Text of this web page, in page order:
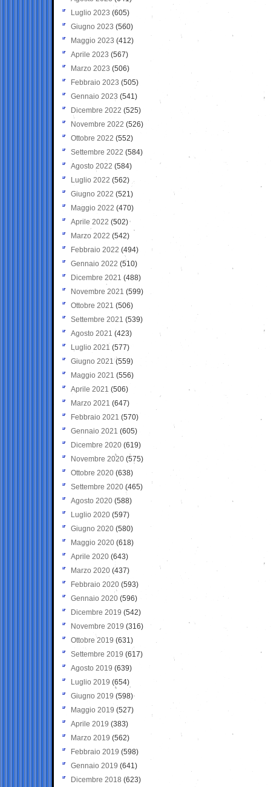
Luglio 2023 (605)
Giugno 2023 (560)
Maggio 2023 (412)
Aprile 2023 (567)
Marzo 2023 (506)
Febbraio 2023 (505)
Gennaio 2023 (541)
Dicembre 2022 (525)
Novembre 2022 (526)
Ottobre 2022 (552)
Settembre 2022 (584)
Agosto 2022 (584)
Luglio 2022 (562)
Giugno 2022 (521)
Maggio 2022 (470)
Aprile 2022 (502)
Marzo 2022 (542)
Febbraio 2022 (494)
Gennaio 2022 (510)
Dicembre 2021 (488)
Novembre 2021 (599)
Ottobre 2021 (506)
Settembre 2021 (539)
Agosto 2021 (423)
Luglio 2021 (577)
Giugno 2021(559)
Maggio 2021 (556)
Aprile 2021 (506)
Marzo 2021 (647)
Febbraio 2021 (570)
Gennaio 2021 (605)
Dicembre 2020 (619)
Novembre 2020 (575)
Ottobre 2020 (638)
Settembre 2020(465)
Agosto 2020 (588)
Luglio 2020 (597)
Giugno 2020 (580)
Maggio 2020 (618)
Aprile 2020 (643)
Marzo 2020 (437)
Febbraio 2020 (593)
Gennaio 2020 (596)
Dicembre 2019 (542)
Novembre 2019 (316)
Ottobre 2019 (631)
Settembre 2019 (617)
Agosto 2019 (639)
Luglio 2019 (654)
Giugno 2019 (598)
Maggio 2019 (527)
Aprile 2019 (383)
Marzo 2019 (562)
Febbraio 2019 (598)
Gennaio 2019 (641)
Dicembre 2018 (623)